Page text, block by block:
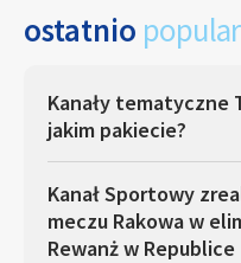
ostatnio
Kanały tematyczne
jakim pakiecie?
Kanał Sportowy
meczu Rakowa w
Rewanż w Republice